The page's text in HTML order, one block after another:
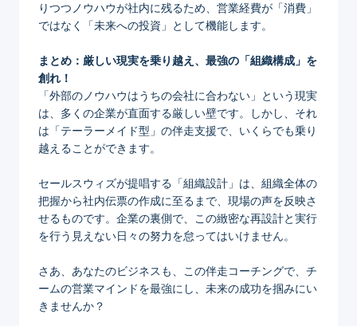
りつつノウハウが社内に残るため、営業経費が「消費」
ではなく「未来への投資」として機能します。
まとめ：厳しい現実を乗り越え、最強の「組織構成」を
創れ！
「外部のノウハウはうちの会社に合わない」という現実
は、多くの企業が直面する厳しい壁です。しかし、それ
は「テーラーメイド型」の伴走支援で、いくらでも乗り
越えることができます。
セールスウィズが提唱する「組織設計」は、組織全体の
把握から社内伝票の作成に至るまで、現場の声を反映さ
せるものです。企業の裏側で、この緻密な再設計と実行
を行う見えない日々の努力を怠ってはいけません。
さあ、あなたのビジネスも、この伴走コーチングで、チ
ームの営業マインドを最強にし、未来の成功を掴みにい
きませんか？